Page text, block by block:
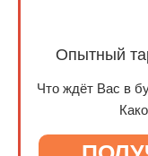
Опытный
Что ждёт Вас в